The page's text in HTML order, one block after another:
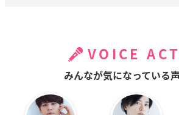
VOICE
みんなが気になっている